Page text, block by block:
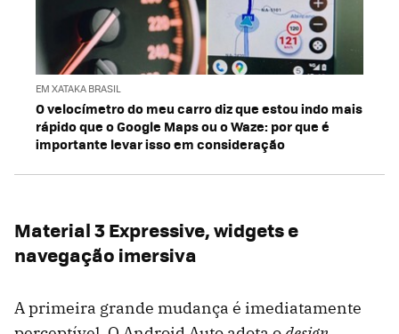
EM XATAKA BRASIL
O velocímetro do meu carro diz que estou indo mais
rápido que o Google Maps ou o Waze: por que é
importante levar isso em consideração
Material 3 Expressive, widgets e
navegação imersiva
A primeira grande mudança é imediatamente